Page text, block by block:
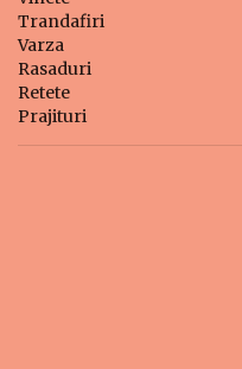
Trandafiri
Varza
Rasaduri
Retete
Prajituri